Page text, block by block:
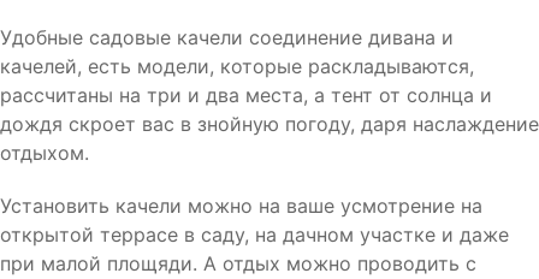
Удобные садовые качели соединение дивана и
качелей, есть модели, которые раскладываются,
рассчитаны на три и два места, а тент от солнца и
дождя скроет вас в знойную погоду, даря наслаждение
отдыхом.
Установить качели можно на ваше усмотрение на
открытой террасе в саду, на дачном участке и даже
при малой площяди. А отдых можно проводить с